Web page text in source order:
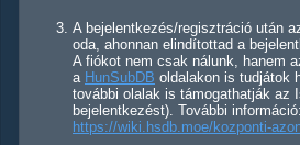
A bejelentkezés/regisztráció után
oda, ahonnan elindítottad a
A fiókot nem csak nálunk, hanem
a HunSubDB oldalakon is tudjátok
további olalak is támogathatják az
bejelentkezést). További információ:
https://wiki.hsdb.moe/kozponti-